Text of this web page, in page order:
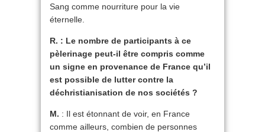
Sang comme nourriture pour la vie
éternelle.
R. : Le nombre de participants à ce
pèlerinage peut-il être compris comme
un signe en provenance de France qu’il
est possible de lutter contre la
déchristianisation de nos sociétés ?
M. : Il est étonnant de voir, en France
comme ailleurs, combien de personnes